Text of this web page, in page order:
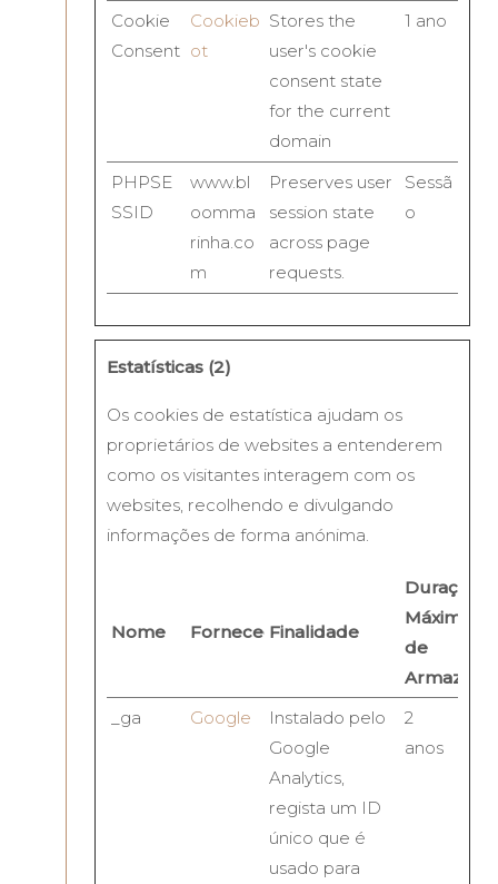
Cookie
Consent
Cookieb
ot
Stores the
user's cookie
consent state
for the current
domain
1 ano
PHPSE
SSID
www.bl
oomma
rinha.co
m
Preserves user
session state
across page
requests.
Sessã
o
Estatísticas (2)
Os cookies de estatística ajudam os
proprietários de websites a entenderem
como os visitantes interagem com os
websites, recolhendo e divulgando
informações de forma anónima.
Nome FornecedorFinalidade
Duração
Máxima
de
_ga
Google
Instalado pelo
Google
Analytics,
regista um ID
único que é
usado para
2
anos